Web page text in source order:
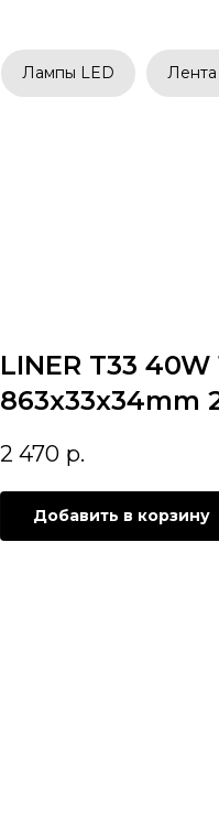
Лампы LED
LINER T33
863х33х34mm
2 470 р.
Добавить в корзину